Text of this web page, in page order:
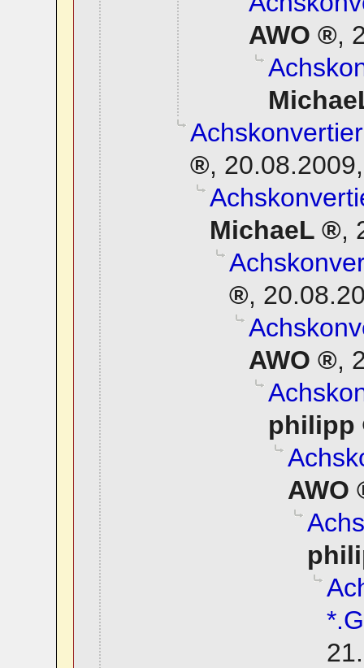
AWO
,
,
MichaeL
,
,
AWO
,
philipp
AWO